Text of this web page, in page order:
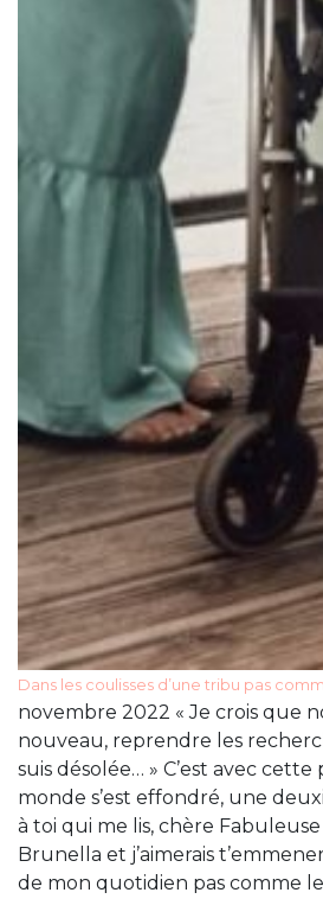
Dans les coulisses d’une tribu pas
novembre 2022 « Je crois que
nouveau, reprendre les
suis désolée… » C’est avec
monde s’est effondré, une
à toi qui me lis, chère Fabuleuse
Brunella et j’aimerais
de mon quotidien pas comme